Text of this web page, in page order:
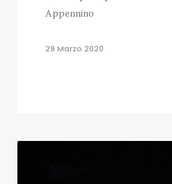
Appennino
29 Marzo 2020